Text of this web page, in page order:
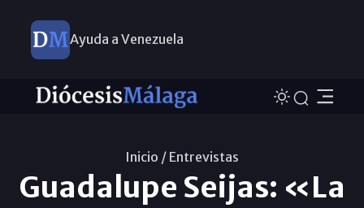
Ayuda a Venezuela
Inicio / Entrevistas
Guadalupe Seijas: «La